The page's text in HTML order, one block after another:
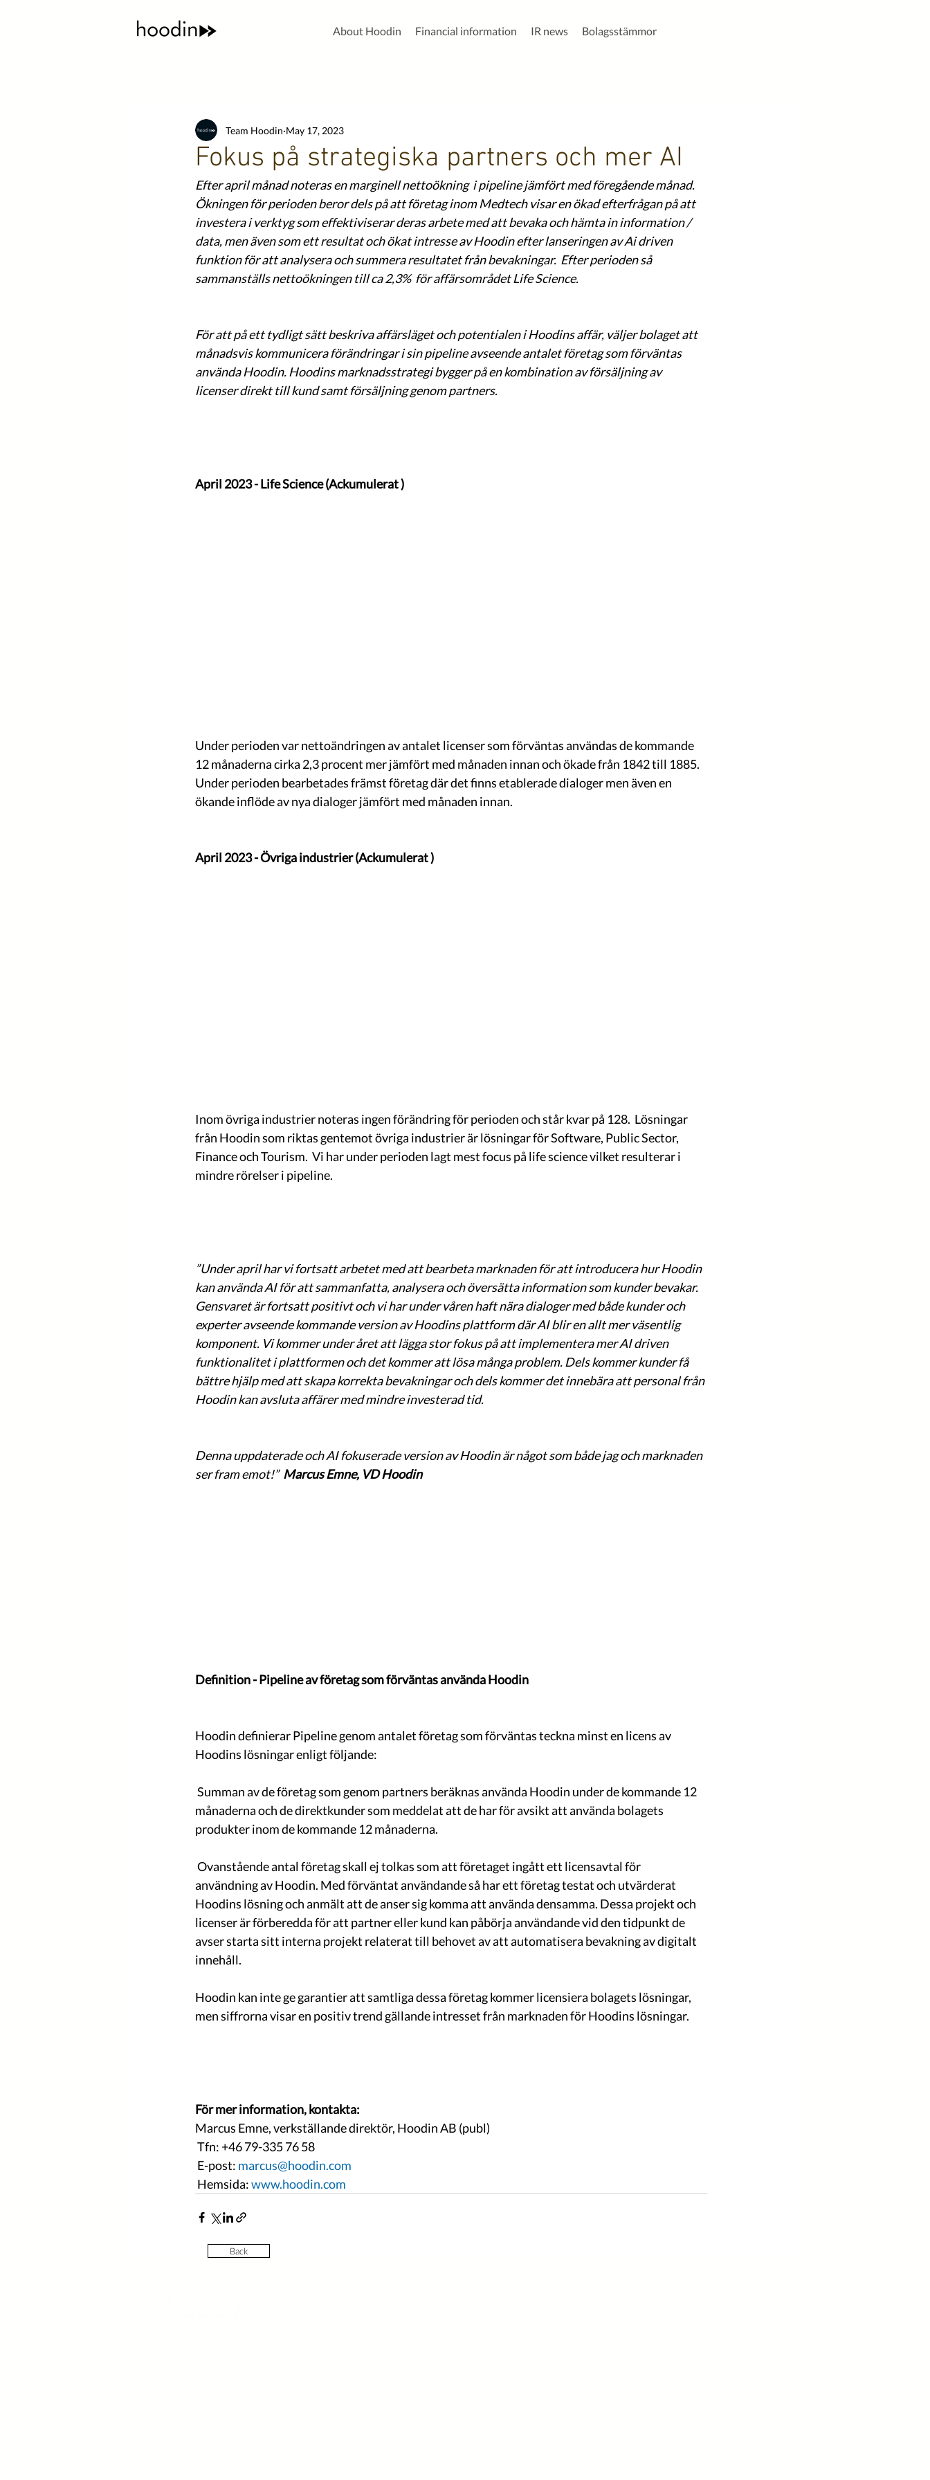
About Hoodin Financial information IR news Bolagsstämmor
Fokus på strategiska partners och mer AI
Team Hoodin May 17, 2023
Efter april månad noteras en marginell nettoökning  i pipeline jämfört med föregående månad.
Ökningen för perioden beror dels på att företag inom Medtech visar en ökad efterfrågan på att
investera i verktyg som effektiviserar deras arbete med att bevaka och hämta in information /
data, men även som ett resultat och ökat intresse av Hoodin efter lanseringen av Ai driven
funktion för att analysera och summera resultatet från bevakningar.  Efter perioden så
sammanställs nettoökningen till ca 2,3%  för affärsområdet Life Science.
För att på ett tydligt sätt beskriva affärsläget och potentialen i Hoodins affär, väljer bolaget att
månadsvis kommunicera förändringar i sin pipeline avseende antalet företag som förväntas
använda Hoodin. Hoodins marknadsstrategi bygger på en kombination av försäljning av
licenser direkt till kund samt försäljning genom partners.
April 2023 - Life Science (Ackumulerat )
Under perioden var nettoändringen av antalet licenser som förväntas användas de kommande
12 månaderna cirka 2,3 procent mer jämfört med månaden innan och ökade från 1842 till 1885.
Under perioden bearbetades främst företag där det finns etablerade dialoger men även en
ökande inflöde av nya dialoger jämfört med månaden innan.
April 2023 - Övriga industrier (Ackumulerat )
Inom övriga industrier noteras ingen förändring för perioden och står kvar på 128.  Lösningar
från Hoodin som riktas gentemot övriga industrier är lösningar för Software, Public Sector,
Finance och Tourism.  Vi har under perioden lagt mest focus på life science vilket resulterar i
mindre rörelser i pipeline.
”Under april har vi fortsatt arbetet med att bearbeta marknaden för att introducera hur Hoodin
kan använda AI för att sammanfatta, analysera och översätta information som kunder bevakar.
Gensvaret är fortsatt positivt och vi har under våren haft nära dialoger med både kunder och
experter avseende kommande version av Hoodins plattform där AI blir en allt mer väsentlig
komponent. Vi kommer under året att lägga stor fokus på att implementera mer AI driven
funktionalitet i plattformen och det kommer att lösa många problem. Dels kommer kunder få
bättre hjälp med att skapa korrekta bevakningar och dels kommer det innebära att personal från
Hoodin kan avsluta affärer med mindre investerad tid.
Denna uppdaterade och AI fokuserade version av Hoodin är något som både jag och marknaden
ser fram emot!” Marcus Emne, VD Hoodin
Definition - Pipeline av företag som förväntas använda Hoodin
Hoodin definierar Pipeline genom antalet företag som förväntas teckna minst en licens av
Hoodins lösningar enligt följande:
månaderna och de direktkunder som meddelat att de har för avsikt att använda bolagets
produkter inom de kommande 12 månaderna.
användning av Hoodin. Med förväntat användande så har ett företag testat och utvärderat
Hoodins lösning och anmält att de anser sig komma att använda densamma. Dessa projekt och
licenser är förberedda för att partner eller kund kan påbörja användande vid den tidpunkt de
avser starta sitt interna projekt relaterat till behovet av att automatisera bevakning av digitalt
innehåll.
Hoodin kan inte ge garantier att samtliga dessa företag kommer licensiera bolagets lösningar,
men siffrorna visar en positiv trend gällande intresset från marknaden för Hoodins lösningar.
För mer information, kontakta:
Marcus Emne, verkställande direktör, Hoodin AB (publ)
Tfn: +46 79-335 76 58
E-post: marcus@hoodin.com
Hemsida: www.hoodin.com
Back